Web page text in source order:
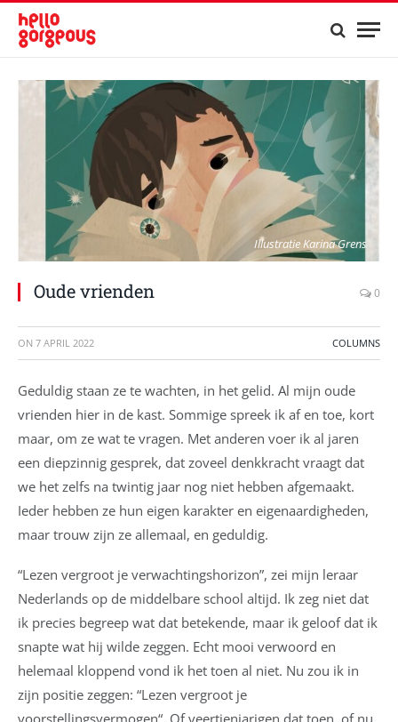
Illustratie Karina Grens
Oude vrienden 0
ON 7 APRIL 2022 COLUMNS
Geduldig staan ze te wachten, in het gelid. Al mijn oude
vrienden hier in de kast. Sommige spreek ik af en toe, kort
maar, om ze wat te vragen. Met anderen voer ik al jaren
een diepzinnig gesprek, dat zoveel denkkracht vraagt dat
we het zelfs na twintig jaar nog niet hebben afgemaakt.
Ieder hebben ze hun eigen karakter en eigenaardigheden,
maar trouw zijn ze allemaal, en geduldig.
“Lezen vergroot je verwachtingshorizon”, zei mijn leraar
Nederlands op de middelbare school altijd. Ik zeg niet dat
ik precies begreep wat dat betekende, maar ik geloof dat ik
snapte wat hij wilde zeggen. Echt mooi verwoord en
helemaal kloppend vond ik het toen al niet. Nu zou ik in
zijn positie zeggen: “Lezen vergroot je
voorstellingsvermogen“. Of veertienjarigen dat toen, of nu,